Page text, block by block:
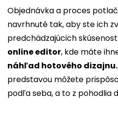
Objednávka a proces
navrhnuté tak, aby ste ich
predchádzajúcich
online editor, kde máte
náhľad hotového dizajnu.
predstavou môžete
podľa seba, a to z pohodlia